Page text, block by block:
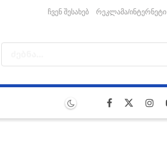
ჩვენ შესახებ რეკლამა/ინტერნეტი